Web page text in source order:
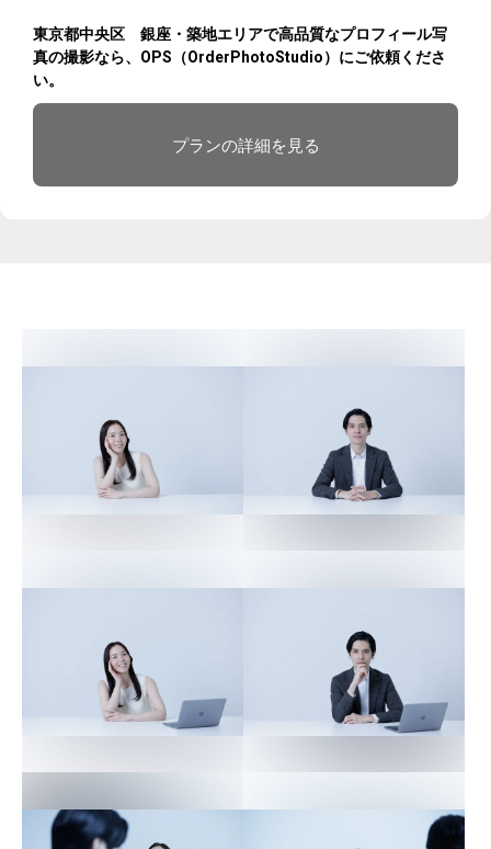
東京都中央区 銀座・築地エリアで高品質なプロフィール写
真の撮影なら、OPS（OrderPhotoStudio）にご依頼くださ
い。
プランの詳細を見る